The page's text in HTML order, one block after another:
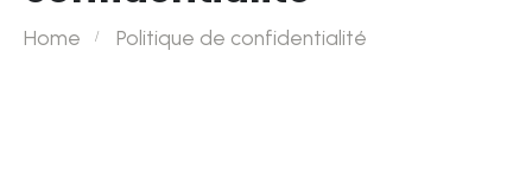
Home Politique de confidentialité